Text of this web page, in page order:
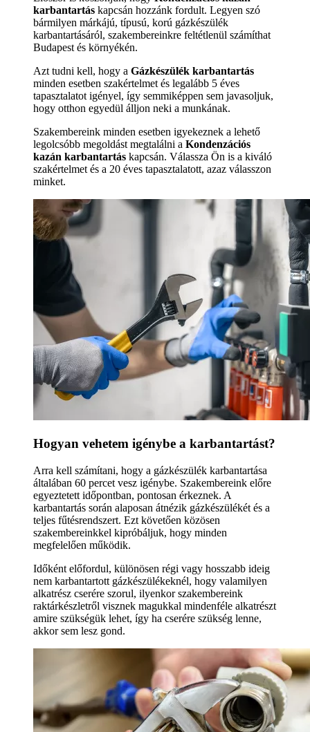
karbantartás kapcsán hozzánk fordult. Legyen szó
bármilyen márkájú, típusú, korú gázkészülék
karbantartásáról, szakembereinkre feltétlenül számíthat
Budapest és környékén.
Azt tudni kell, hogy a Gázkészülék karbantartás
minden esetben szakértelmet és legalább 5 éves
tapasztalatot igényel, így semmiképpen sem javasoljuk,
hogy otthon egyedül álljon neki a munkának.
Szakembereink minden esetben igyekeznek a lehető
legolcsóbb megoldást megtalálni a Kondenzációs
kazán karbantartás kapcsán. Válassza Ön is a kiváló
szakértelmet és a 20 éves tapasztalatott, azaz válasszon
minket.
Hogyan vehetem igénybe a karbantartást?
Arra kell számítani, hogy a gázkészülék karbantartása
általában 60 percet vesz igénybe. Szakembereink előre
egyeztetett időpontban, pontosan érkeznek. A
karbantartás során alaposan átnézik gázkészülékét és a
teljes fűtésrendszert. Ezt követően közösen
szakembereinkkel kipróbáljuk, hogy minden
megfelelően működik.
Időként előfordul, különösen régi vagy hosszabb ideig
nem karbantartott gázkészülékeknél, hogy valamilyen
alkatrész cserére szorul, ilyenkor szakembereink
raktárkészletről visznek magukkal mindenféle alkatrészt
amire szükségük lehet, így ha cserére szükség lenne,
akkor sem lesz gond.